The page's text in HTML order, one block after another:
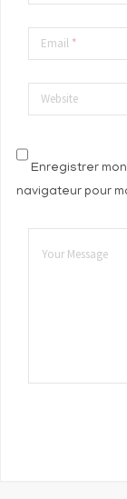
Email *
Website
Enregistrer
navigateur pour